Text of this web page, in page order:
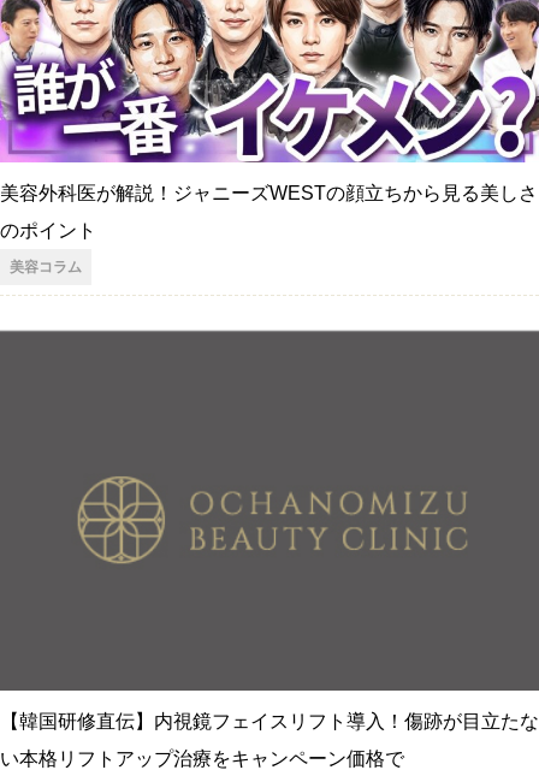
美容外科医が解説！ジャニーズWESTの顔立ちから見る美しさ
のポイント
美容コラム
【韓国研修直伝】内視鏡フェイスリフト導入！傷跡が目立たな
い本格リフトアップ治療をキャンペーン価格で